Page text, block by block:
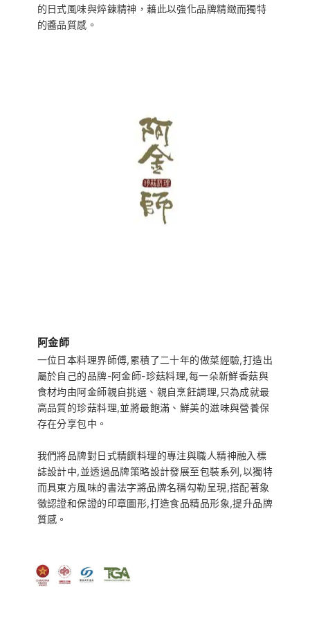
的日式風味與焠鍊精神，藉此以強化品牌精緻而獨特
的醬品質感。
阿金師
一位日本料理界師傅,累積了二十年的做菜經驗,打造出
屬於自己的品牌-阿金師-珍菇料理,每一朵新鮮香菇與
食材均由阿金師親自挑選、親自烹飪調理,只為成就最
高品質的珍菇料理,並將最飽滿、鮮美的滋味與營養保
存在分享包中。
我們將品牌對日式精饌料理的專注與職人精神融入標
誌設計中,並透過品牌策略設計發展至包裝系列,以獨特
而具東方風味的書法字將品牌名稱勾勒呈現,搭配著象
徵認證和保證的印章圖形,打造食品精品形象,提升品牌
質感。